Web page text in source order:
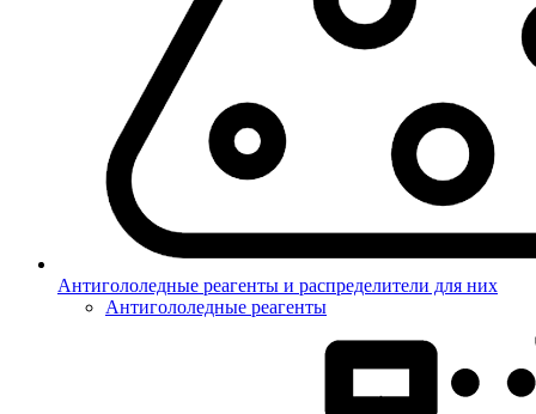
Антигололедные реагенты и распределители для них
Антигололедные реагенты